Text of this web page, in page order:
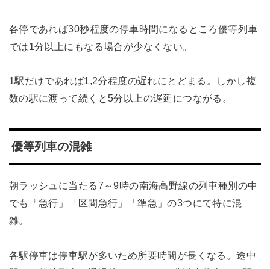
各停であれば30秒程度の停車時間になるところ優等列車
では1分以上にもなる場合が少なくない。
1駅だけであれば1,2分程度の遅れにとどまる。しかし複
数の駅に渡って続くと5分以上の遅延につながる。
優等列車の混雑
朝ラッシュに当たる7～9時の南海高野線の列車種別の中
でも「急行」「区間急行」「準急」の3つにて特に混
雑。
各駅停車は停車駅が多いため所要時間が長くなる。途中